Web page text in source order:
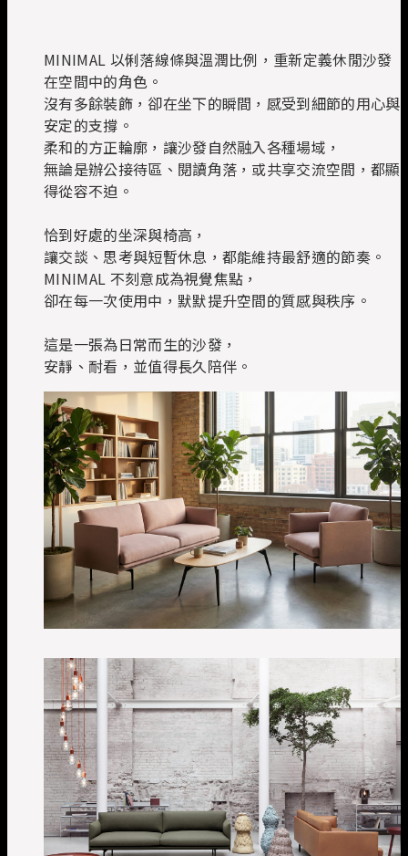
MINIMAL 以俐落線條與溫潤比例，重新定義休閒沙發
在空間中的角色。
沒有多餘裝飾，卻在坐下的瞬間，感受到細節的用心與
安定的支撐。
柔和的方正輪廓，讓沙發自然融入各種場域，
無論是辦公接待區、閱讀角落，或共享交流空間，都顯
得從容不迫。
恰到好處的坐深與椅高，
讓交談、思考與短暫休息，都能維持最舒適的節奏。
MINIMAL 不刻意成為視覺焦點，
卻在每一次使用中，默默提升空間的質感與秩序。
這是一張為日常而生的沙發，
安靜、耐看，並值得長久陪伴。